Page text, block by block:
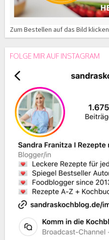
Zum Bestellen auf das Bild klicken
FOLGE MIR AUF INSTAGRAM